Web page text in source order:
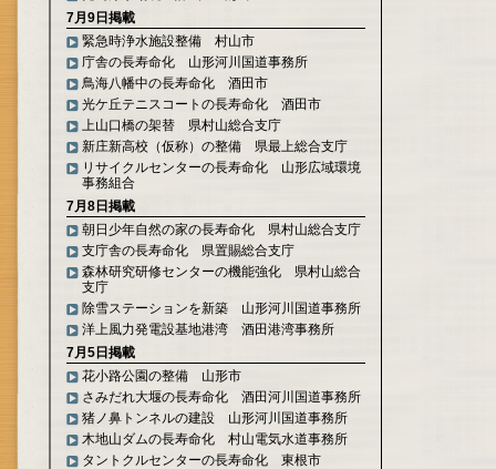
7月9日掲載
緊急時浄水施設整備 村山市
庁舎の長寿命化 山形河川国道事務所
鳥海八幡中の長寿命化 酒田市
光ケ丘テニスコートの長寿命化 酒田市
上山口橋の架替 県村山総合支庁
新庄新高校（仮称）の整備 県最上総合支庁
リサイクルセンターの長寿命化 山形広域環境
事務組合
7月8日掲載
朝日少年自然の家の長寿命化 県村山総合支庁
支庁舎の長寿命化 県置賜総合支庁
森林研究研修センターの機能強化 県村山総合
支庁
除雪ステーションを新築 山形河川国道事務所
洋上風力発電設基地港湾 酒田港湾事務所
7月5日掲載
花小路公園の整備 山形市
さみだれ大堰の長寿命化 酒田河川国道事務所
猪ノ鼻トンネルの建設 山形河川国道事務所
木地山ダムの長寿命化 村山電気水道事務所
タントクルセンターの長寿命化 東根市